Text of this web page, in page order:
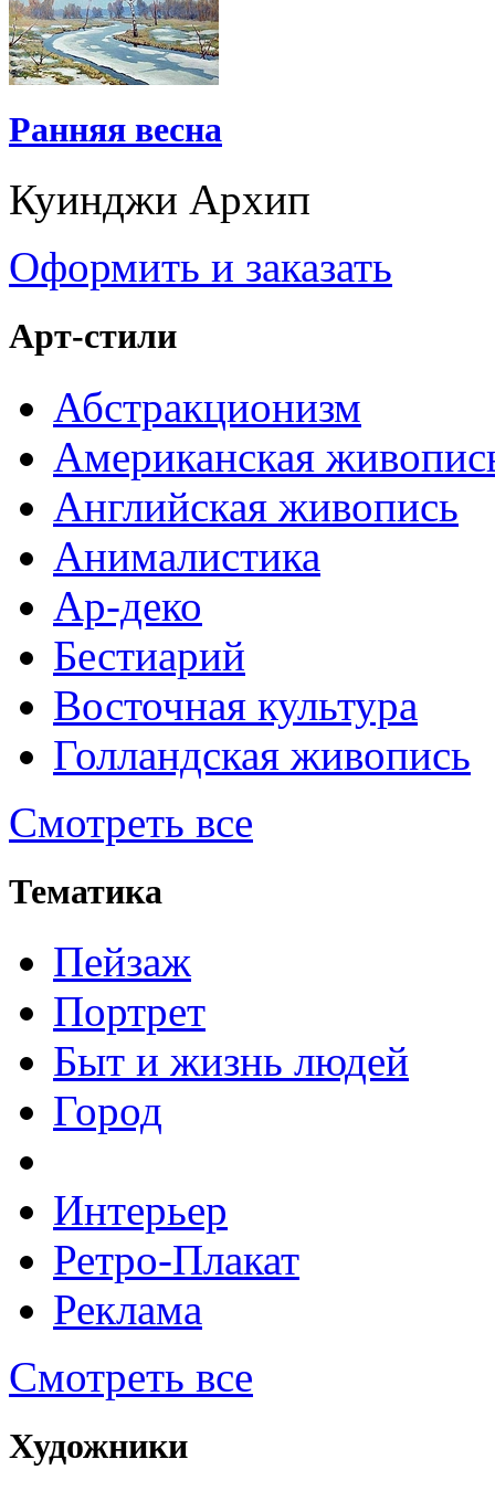
Ранняя весна
Куинджи Архип
Оформить и заказать
Арт-стили
Абстракционизм
Американская
Английская живопись
Анималистика
Ар-деко
Бестиарий
Восточная культура
Голландская живопись
Смотреть все
Тематика
Пейзаж
Портрет
Быт и жизнь людей
Город
Интерьер
Ретро-Плакат
Реклама
Смотреть все
Художники